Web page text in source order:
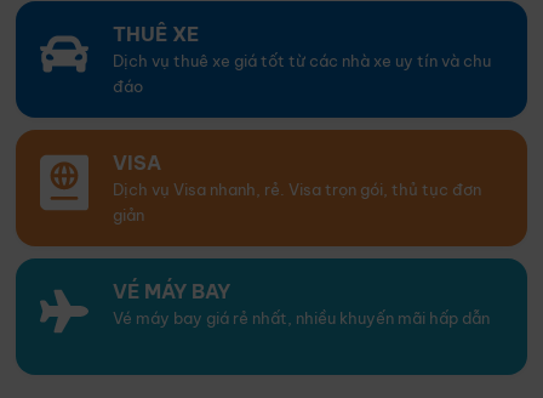
THUÊ XE
Dịch vụ thuê xe giá tốt từ các nhà xe uy tín và chu
đáo
VISA
Dịch vụ Visa nhanh, rẻ. Visa trọn gói, thủ tục đơn
giản
VÉ MÁY BAY
Vé máy bay giá rẻ nhất, nhiều khuyến mãi hấp dẫn